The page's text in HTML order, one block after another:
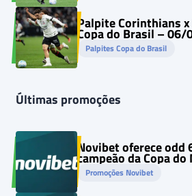
Palpite Corinthians
Copa do Brasil –
Palpites Copa do Brasil
Últimas promoções
Novibet oferece odd
campeão da Copa
Promoções Novibet